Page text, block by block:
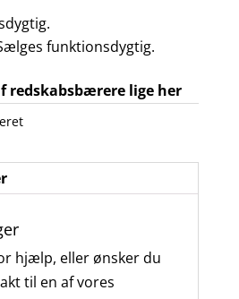
funktionsdygtig.
redskabsbærere lige her
hjælp, eller ønsker du
til en af vores